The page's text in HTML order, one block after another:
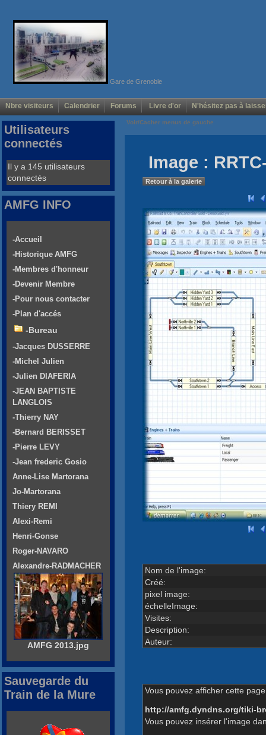
Gare de Grenoble
Nbre visiteurs Calendrier Forums Livre d'or N'hésitez pas à
Voir/Cacher menus de gauche
Image :
Retour à la galerie
Nom de l'image:
Créé:
pixel image:
échelleImage:
Visites:
Description:
Auteur:
Vous pouvez afficher cette
http://amfg.dyndns.org/tiki-
Vous pouvez insérer l'image
Utilisateurs
connectés
Il y a 145 utilisateurs
connectés
AMFG INFO
-Accueil
-Historique AMFG
-Membres d'honneur
-Devenir Membre
-Pour nous contacter
-Plan d'accés
-Bureau
-Jacques DUSSERRE
-Michel Julien
-Julien DIAFERIA
-JEAN BAPTISTE
LANGLOIS
-Thierry NAY
-Bernard BERISSET
-Pierre LEVY
-Jean frederic Gosio
Anne-Lise Martorana
Jo-Martorana
Thiery REMI
Alexi-Remi
Henri-Gonse
Roger-NAVARO
Alexandre-RADMACHER
AMFG 2013.jpg
Sauvegarde du
Train de la Mure